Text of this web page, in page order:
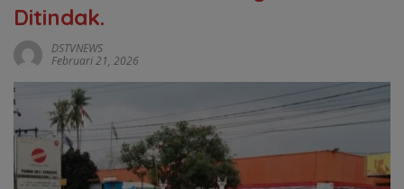
Ditindak.
DSTVNEWS
Februari 21, 2026